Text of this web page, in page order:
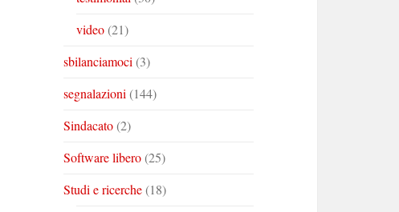
video(21)
sbilanciamoci (3)
segnalazioni (144)
Sindacato(2)
Software libero(25)
Studi e ricerche(18)